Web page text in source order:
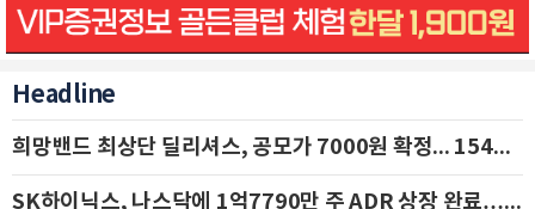
Headline
희망밴드 최상단 딜리셔스, 공모가 7000원 확정... 154억 규모 IPO 돌입
SK하이닉스, 나스닥에 1억7790만 주 ADR 상장 완료…29일 국내 추가 상장